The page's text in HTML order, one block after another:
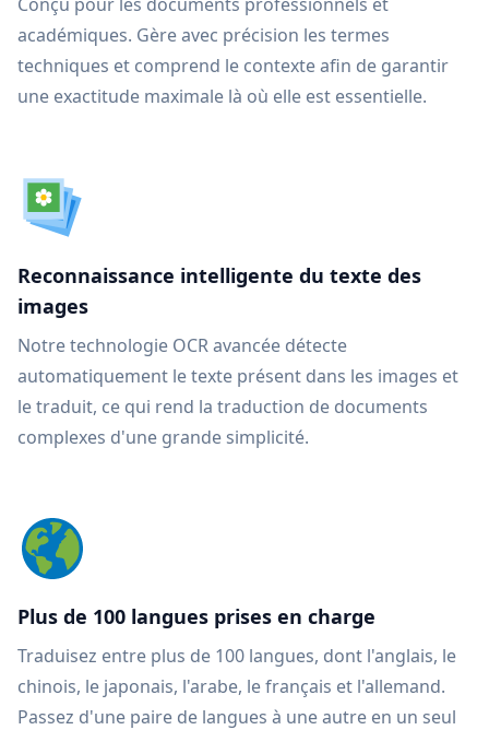
académiques. Gère avec précision les termes
techniques et comprend le contexte afin de garantir
une exactitude maximale là où elle est essentielle.
Reconnaissance intelligente du texte des
images
Notre technologie OCR avancée détecte
automatiquement le texte présent dans les images et
le traduit, ce qui rend la traduction de documents
complexes d'une grande simplicité.
Plus de 100 langues prises en charge
Traduisez entre plus de 100 langues, dont l'anglais, le
chinois, le japonais, l'arabe, le français et l'allemand.
Passez d'une paire de langues à une autre en un seul